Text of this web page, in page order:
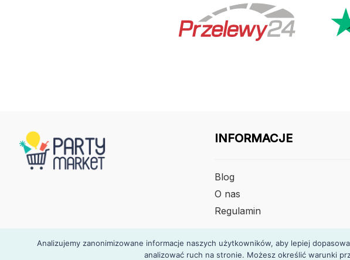
INFORMACJE
Blog
O nas
Regulamin
Analizujemy zanonimizowane informacje naszych użytkowników, aby lepiej
analizować ruch na stronie. Możesz określić warunki